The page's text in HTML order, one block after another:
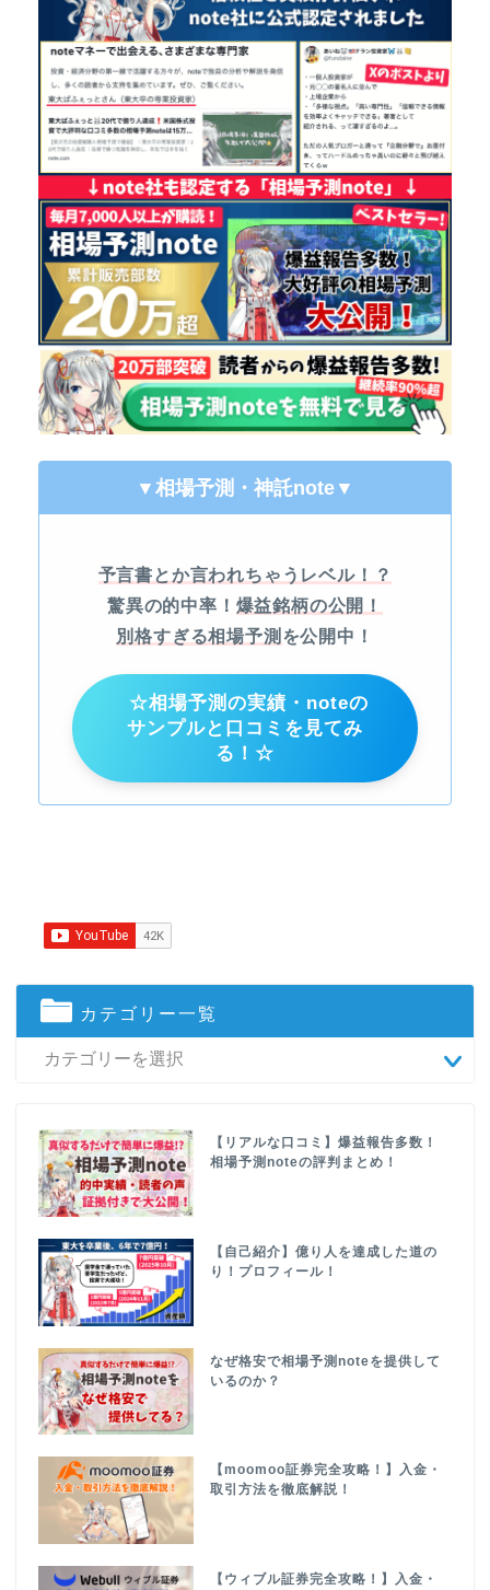
▼相場予測・神託note ▼
予言書とか言われちゃうレベル！？
驚異の的中率！ 爆益銘柄の公開！
別格すぎる相場予測 を公開中！
☆相場予測の実績・noteの
サンプルと口コミを見てみ
る！☆
カテゴリー一覧
【リアルな口コミ】爆益報告多数！
相場予測noteの評判まとめ！
【自己紹介】億り人を達成した道の
り！プロフィール！
なぜ格安で相場予測noteを提供して
いるのか？
【moomoo証券完全攻略！】入金・
取引方法を徹底解説！
【ウィブル証券完全攻略！】入金・